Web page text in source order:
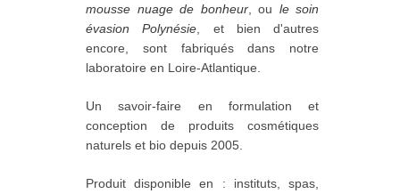
mousse nuage de bonheur, ou le soin
évasion Polynésie , et bien d'autres
encore, sont fabriqués dans notre
laboratoire en Loire-Atlantique.
Un savoir-faire en formulation et
conception de produits cosmétiques
naturels et bio depuis 2005.
Produit disponible en : instituts, spas,